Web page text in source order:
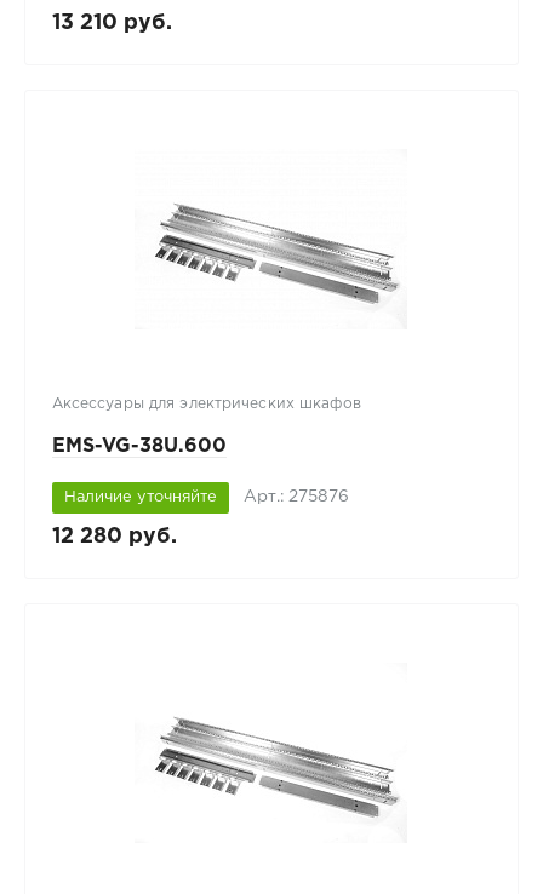
13 210 руб.
Аксессуары для электрических шкафов
EMS-VG-38U.600
Наличие уточняйте Арт.: 275876
12 280 руб.